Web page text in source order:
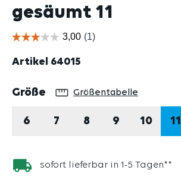
gesäumt 11
Artikel 64015
Größe auswählen
Größentabelle
6 7 8 9 10 11
sofort lieferbar in 1-5 Tagen**